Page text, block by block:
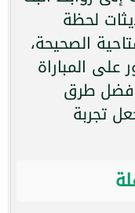
لحظة
الصحيحة،
المباراة
طرق
تجربة